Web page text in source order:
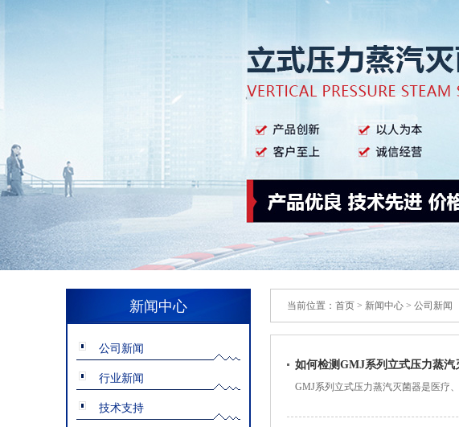
新闻中心
公司新闻
行业新闻
技术支持
当前位置： 首页 > 新闻中心 > 公司新闻
如何检测GMJ系列立式压力蒸汽
GMJ系列立式压力蒸汽灭菌器是医疗